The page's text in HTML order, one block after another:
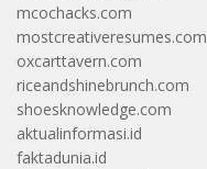
mcochacks.com
mostcreativeresumes.com
oxcarttavern.com
riceandshinebrunch.com
shoesknowledge.com
aktualinformasi.id
faktadunia.id